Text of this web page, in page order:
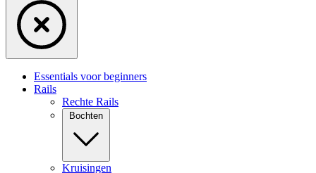
Essentials voor beginners
Rails
Rechte Rails
Bochten
Kruisingen